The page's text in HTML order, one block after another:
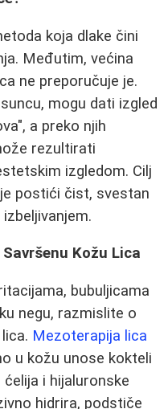
koja dlake čini
Međutim, većina
ne preporučuje je.
mogu dati izgled
a preko njih
rezultirati
izgledom. Cilj
postići čist, svestan
Kožu Lica
bubuljicama
negu, razmislite o
Mezoterapija lica
u kožu unose kokteli
i hijaluronske
hidrira, podstiče